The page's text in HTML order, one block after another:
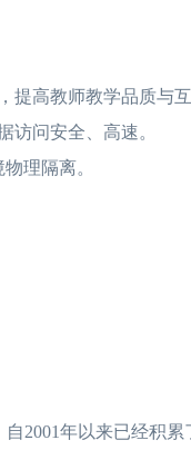
提高教师教学品质与互
访问安全、高速。
理隔离。
2001年以来已经积